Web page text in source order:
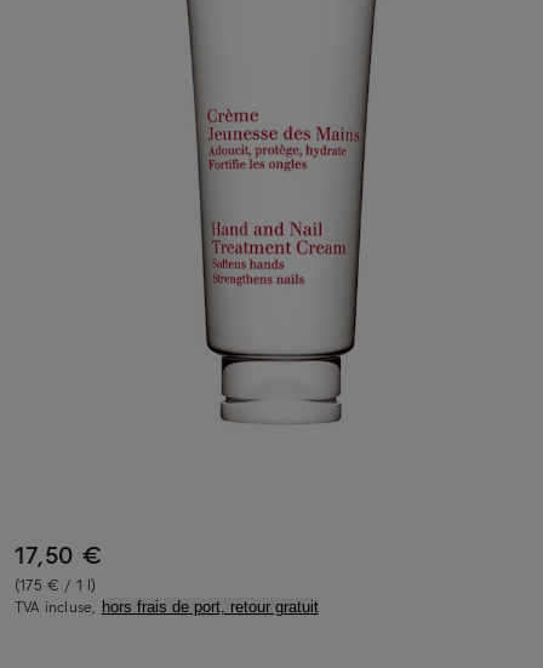
17,50 €
(175 € / 1 l)
TVA incluse,
hors frais de port, retour gratuit